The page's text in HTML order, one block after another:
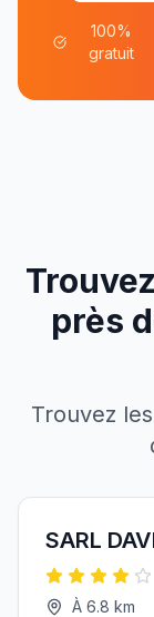
100%
gratuit
près
Trouvez
SARL
À 6.8 km